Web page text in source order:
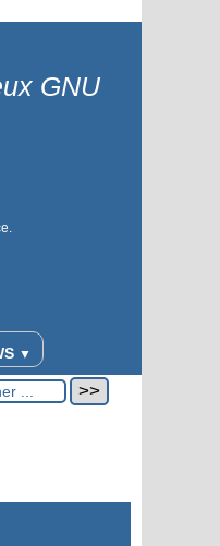
GNU
▼